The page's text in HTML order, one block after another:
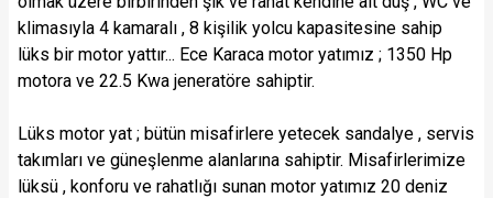
klimasıyla 4 kamaralı , 8 kişilik yolcu kapasitesine sahip
lüks bir motor yattır... Ece Karaca motor yatımız ; 1350 Hp
motora ve 22.5 Kwa jeneratöre sahiptir.
Lüks motor yat ; bütün misafirlere yetecek sandalye , servis
takımları ve güneşlenme alanlarına sahiptir. Misafirlerimize
lüksü , konforu ve rahatlığı sunan motor yatımız 20 deniz